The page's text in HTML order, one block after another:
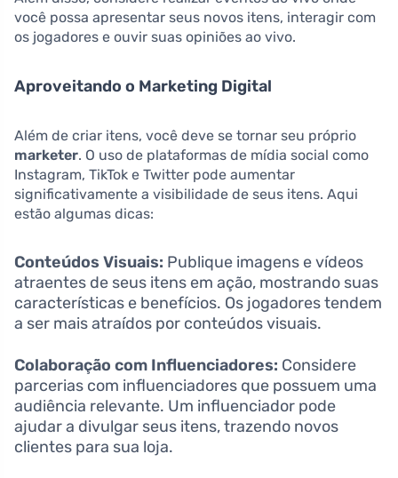
você possa apresentar seus novos itens, interagir com
os jogadores e ouvir suas opiniões ao vivo.
Aproveitando o Marketing Digital
Além de criar itens, você deve se tornar seu próprio
marketer. O uso de plataformas de mídia social como
Instagram, TikTok e Twitter pode aumentar
significativamente a visibilidade de seus itens. Aqui
estão algumas dicas:
Conteúdos Visuais: Publique imagens e vídeos
atraentes de seus itens em ação, mostrando suas
características e benefícios. Os jogadores tendem
a ser mais atraídos por conteúdos visuais.
Colaboração com Influenciadores: Considere
parcerias com influenciadores que possuem uma
audiência relevante. Um influenciador pode
ajudar a divulgar seus itens, trazendo novos
clientes para sua loja.